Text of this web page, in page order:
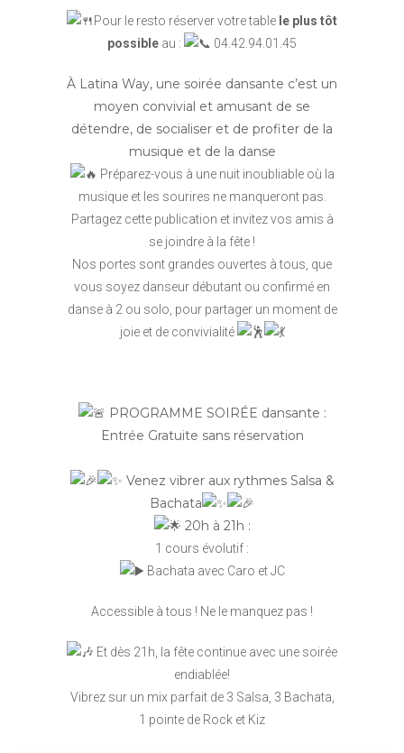
Pour le resto réserver votre table le plus tôt
possible au : 04.42.94.01.45
À Latina Way, une soirée dansante c’est un
moyen convivial et amusant de se
détendre, de socialiser et de profiter de la
musique et de la danse
Préparez-vous à une nuit inoubliable où la
musique et les sourires ne manqueront pas.
Partagez cette publication et invitez vos amis à
se joindre à la fête !
Nos portes sont grandes ouvertes à tous, que
vous soyez danseur débutant ou confirmé en
danse à 2 ou solo, pour partager un moment de
joie et de convivialité
PROGRAMME SOIRÉE dansante :
Entrée Gratuite sans réservation
Venez vibrer aux rythmes Salsa &
Bachata
20h à 21h :
1 cours évolutif :
Bachata avec Caro et JC
Accessible à tous ! Ne le manquez pas !
Et dès 21h, la fête continue avec une soirée
endiablée!
Vibrez sur un mix parfait de 3 Salsa, 3 Bachata,
1 pointe de Rock et Kiz